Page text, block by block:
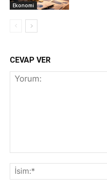
Ekonomi
CEVAP VER
Yorum: